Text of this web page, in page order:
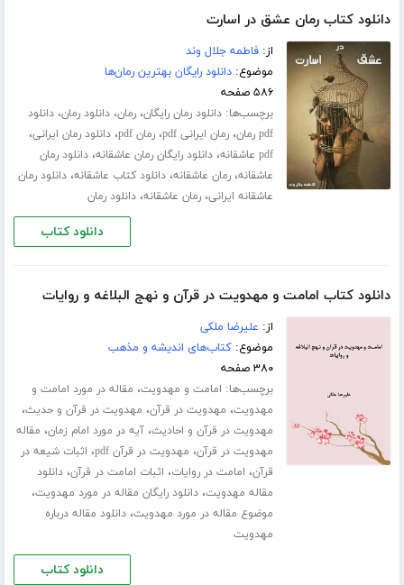
دانلود کتاب رمان عشق در اسارت
از:فاطمه جلال‌ وند
موضوع:دانلود رایگان بهترین رمان‌ها
۵۸۶ صفحه
برچسب‌ها:دانلود رمان رایگان،رمان،دانلود رمان،دانلود
pdf رمان
،رمان ایرانی pdf ،رمان pdf ،دانلود رمان ایرانی،
pdf عاشقانه ،دانلود رایگان رمان عاشقانه،دانلود رمان
عاشقانه،رمان عاشقانه،دانلود کتاب عاشقانه،دانلود رمان
عاشقانه ایرانی،رمان عاشقانه،دانلود رمان
دانلود کتاب
دانلود کتاب امامت و مهدویت در قرآن و نهج البلاغه و روایات
از: علیرضا ملکی
موضوع:کتاب‌های اندیشه و مذهب
۳۸۰ صفحه
برچسب‌ها: امامت و مهدویت، مقاله در مورد امامت و
مهدویت، مهدویت در قرآن، مهدویت در قرآن و حدیث،
مهدویت در قرآن و احادیث،آیه در مورد امام زمان، مقاله
مهدویت در قرآن، مهدویت در قرآن pdf ، اثبات شیعه در
قرآن، امامت در روایات، اثبات امامت در قرآن،دانلود
مقاله مهدویت،دانلود رایگان مقاله در مورد مهدویت،
موضوع مقاله در مورد مهدویت،دانلود مقاله درباره
مهدویت
دانلود کتاب